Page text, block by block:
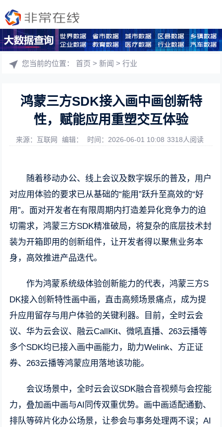
您当前的位置：首页 >新闻 >行业
鸿蒙三方SDK接入画中画创新特
性，赋能应用重塑交互体验
来源：互联网 编辑： 时间：2026-06-01 10:08 3318人阅读
随着移动办公、线上会议及数字娱乐的普及，用户
对应用体验的要求已从基础的“能用”跃升至高效的“好
用”。面对开发者在有限周期内打造差异化竞争力的迫
切需求，鸿蒙三方SDK精准破局，将复杂的底层技术封
装为开箱即用的创新组件，让开发者得以聚焦业务本
身，高效推进产品迭代。
作为鸿蒙系统级体验创新能力的代表，鸿蒙三方S
DK接入创新特性画中画，直击高频场景痛点，成为提
升应用留存与用户体验的关键利器。目前，全时云会
议、华为云会议、融云CallKit、微吼直播、263云播等
多个SDK均已接入画中画能力，助力Welink、方正证
券、263云播等鸿蒙应用落地该功能。
会议场景中，全时云会议SDK融合音视频与会控能
力，叠加画中画与AI同传双重优势。画中画适配通勤、
排队等碎片化办公场景，让参会与事务处理两不误；AI